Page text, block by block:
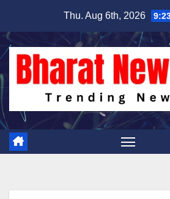
content
Thu. Aug 6th, 2026